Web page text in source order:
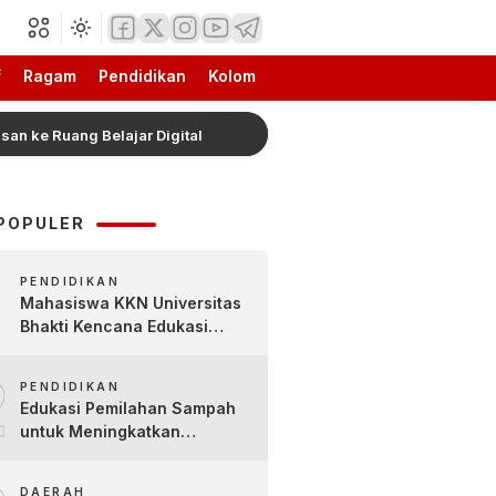
Ragam Pendidikan Kolom
Belajar Digital Hadiah Piala Presiden 2026
PENDIDIKAN
Mahasiswa KKN Universitas
Bhakti Kencana Edukasi
PENDIDIKAN
Edukasi Pemilahan Sampah
untuk Meningkatkan
DAERAH